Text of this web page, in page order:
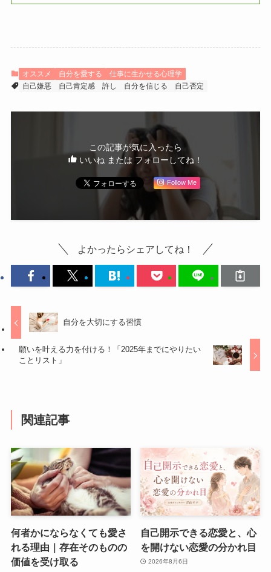
オススメ 自分を愛する
仕事に生かせる心理学
自己嫌悪
自己肯定感 許し 自分を信じる 自己否定
この記事が気に入ったら
いいね または フォローしてね！
Follow Me
よかったらシェアしてね！
自分を大切にする習慣
願いを叶える力を付ける！「2025年までにやりたい
ことリスト」
関連記事
何者かにならなくても愛さ
れる理由｜存在そのものの
価値を受け取る
自己開示できる恋愛と、心
を開けない恋愛の分かれ目
2026年8月6日